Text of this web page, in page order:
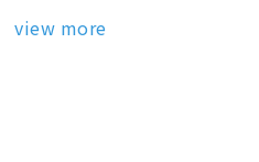
view more